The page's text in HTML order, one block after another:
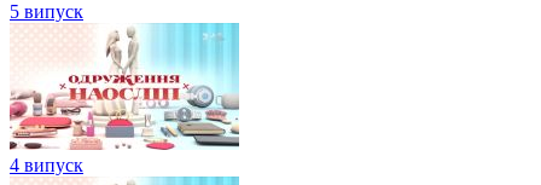
5 випуск
4 випуск